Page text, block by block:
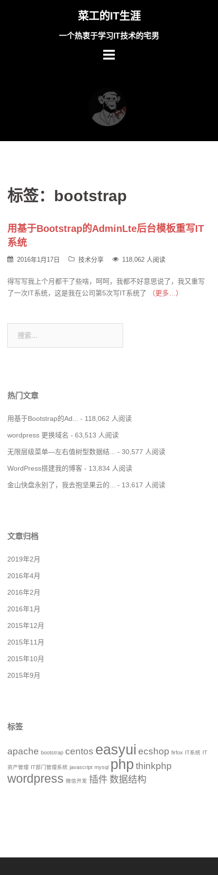
菜工的IT生涯
一个热衷于学习IT技术的宅男
标签：bootstrap
用基于Bootstrap的AdminLte后台模板重写IT
系统
2016年1月17日 技术分享 118,062 人阅读
得写写我上个月都干了些啥，呵呵，我都不好意思说了，我又重写
了一次IT系统，这是我在公司第5次写IT系统了
（更多…）
索：
热门文章
用基于Bootstrap的Ad... - 118,062 人阅读
wordpress 更换域名 - 63,513 人阅读
无限层级菜单—左右值树型数据结... - 30,577 人阅读
WordPress搭建我的博客 - 13,834 人阅读
金山快盘永别了，我去抱坚果云的... - 13,617 人阅读
文章归档
2019年2月
2016年4月
2016年2月
2016年1月
2015年12月
2015年11月
2015年10月
2015年9月
标签
apache bootstrap centos easyui ecshop firfox IT系统 IT
资产管理 IT部门管理系统 javascript mysql php thinkphp
wordpress 微信开发 插件 数据结构